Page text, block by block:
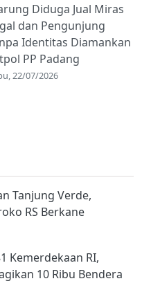
Diduga Jual Miras
dan Pengunjung
Identitas Diamankan
PP Padang
22/07/2026
Tanjung Verde,
RS Berkane
Kemerdekaan RI,
10 Ribu Bendera